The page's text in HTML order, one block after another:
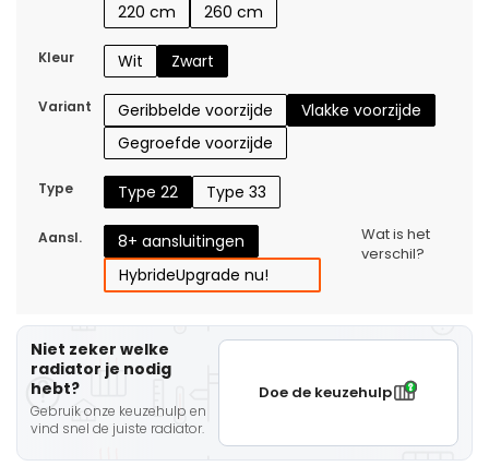
220 cm
260 cm
Kleur Wit Zwart
Variant Geribbelde voorzijde
Vlakke voorzijde
Gegroefde voorzijde
Type Type 22 Type 33
Aansl.
8+ aansluitingen
HybrideUpgrade nu!
Wat is het
verschil?
Niet zeker welke
radiator je nodig
hebt?
Gebruik onze keuzehulp en
vind snel de juiste radiator.
Doe de keuzehulp